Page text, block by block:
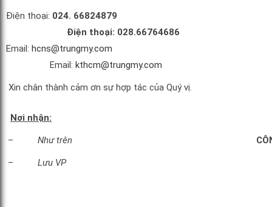
Điện thoại: 024. 66824879
Điện thoại: 028.66764686
Email: hcns@trungmy.com
Email: kthcm@trungmy.com
Xin chân thành cảm ơn sự hợp tác của Quý vị.
Nơi nhận:
– Như trên
– Lưu VP